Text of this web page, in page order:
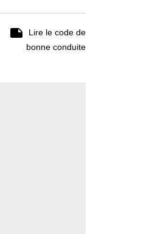

Lire le code de
bonne conduite